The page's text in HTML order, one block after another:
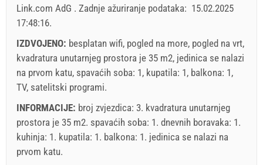
Link.com AdG . Zadnje ažuriranje podataka: 15.02.2025
17:48:16.
IZDVOJENO: besplatan wifi, pogled na more, pogled na vrt,
kvadratura unutarnjeg prostora je 35 m2, jedinica se nalazi
na prvom katu, spavaćih soba: 1, kupatila: 1, balkona: 1,
TV, satelitski programi.
INFORMACIJE: broj zvjezdica: 3. kvadratura unutarnjeg
prostora je 35 m2. spavaćih soba: 1. dnevnih boravaka: 1.
kuhinja: 1. kupatila: 1. balkona: 1. jedinica se nalazi na
prvom katu.